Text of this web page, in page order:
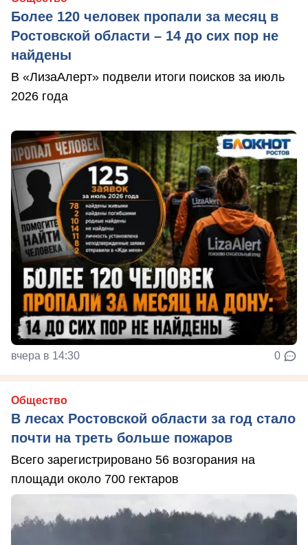
Более 120 человек пропали за месяц в
Ростовской области – 14 до сих пор не
найдены
В «ЛизаАлерт» подвели итоги поисков за июль
2026 года
вчера в 14:30 0
Общество
В лесах Ростовской области за год стало
почти на треть больше пожаров
Всего зарегистрировано 56 возгорания на
площади около 700 гектаров